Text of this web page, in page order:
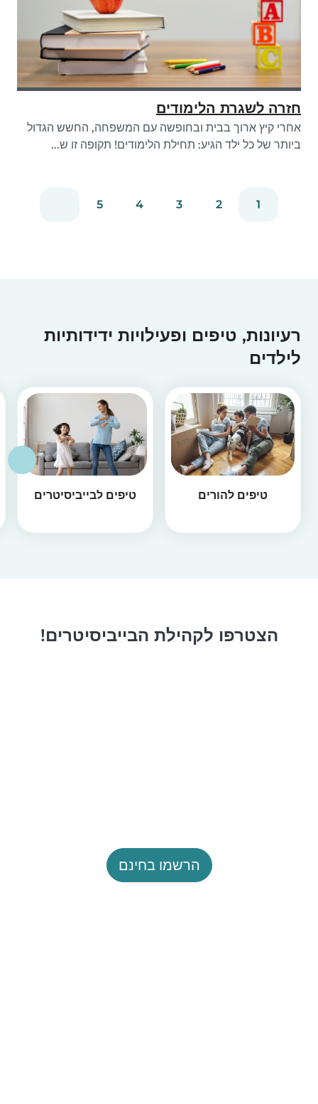
חזרה לשגרת הלימודים
אחרי קיץ ארוך בבית ובחופשה עם המשפחה, החשש הגדול
ביותר של כל ילד הגיע: תחילת הלימודים! תקופה זו ש...
1
2
3
4
5
רעיונות, טיפים ופעילויות ידידותיות
לילדים
טיפים להורים טיפים לבייביסיטרים
הצטרפו לקהילת הבייביסיטרים!
הרשמו בחינם